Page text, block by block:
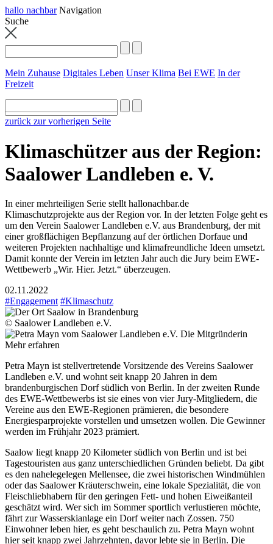
hallo nachbar Navigation
Suche
Mein Zuhause Digitales Leben Unser Klima Bei EWE In der
Freizeit
zurück zur vorherigen Seite
Klimaschützer aus der Region:
Saalower Landleben e. V.
In einer mehrteiligen Serie stellt hallonachbar.de
Klimaschutzprojekte aus der Region vor. In der letzten Folge geht es
um den Verein Saalower Landleben e.V. aus Brandenburg, der mit
einer großflächigen Bepflanzung auf der örtlichen Dorfaue und
weiteren Projekten nachhaltige und klimafreundliche Ideen umsetzt.
Damit konnte der Verein im letzten Jahr auch die Jury beim EWE-
Wettbewerb „Wir. Hier. Jetzt.“ überzeugen.
02.11.2022
#Engagement #Klimaschutz
© Saalower Landleben e.V.
Die Mitgründerin
Mehr erfahren
Petra Mayn ist stellvertretende Vorsitzende des Vereins Saalower
Landleben e.V. und wohnt seit knapp 20 Jahren in dem
brandenburgischen Dorf südlich von Berlin. In der zweiten Runde
des EWE-Wettbewerbs ist sie eines von vier Jury-Mitgliedern, die
Vereine aus den EWE-Regionen prämieren, die besondere
Energiesparprojekte vorstellen und umsetzen wollen. Die Gewinner
werden im Frühjahr 2023 prämiert.
Saalow liegt knapp 20 Kilometer südlich von Berlin und ist bei
Tagestouristen aus ganz unterschiedlichen Gründen beliebt. Da gibt
es den nahelegelegen Mellensee, die zwei historischen Windmühlen
oder das Saalower Kräuterschwein, eine lokale Spezialität, die von
Fleischliebhabern für den geringen Fett- und hohen Eiweißanteil
geschätzt wird. Wer sich im Sommer sportlich verlustieren möchte,
fährt zur Wasserskianlage ein Dorf weiter nach Zossen. 750
Einwohner leben hier, es geht beschaulich zu. Petra Mayn wohnt
hier seit knapp zwei Jahrzehnten, davor lebte sie in Berlin. Die